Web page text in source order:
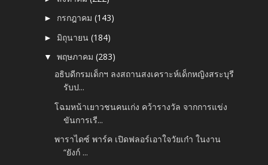
► กรกฎาคม(143)
► มิถุนายน(184)
▼พฤษภาคม(283)
อธิบดีกรมเด็กฯ ลงสถานสงเคราะห์เด็กหญิงสระบุรี
รับป...
โฉมหน้าเยาวชนคนเก่ง คว้ารางวัล จากการแข่ง
ขันการเรี...
พาราไดซ์ พาร์ค เปิดฟลอร์เอาใจวัยเก๋า ในงาน
“ยังก์ ...